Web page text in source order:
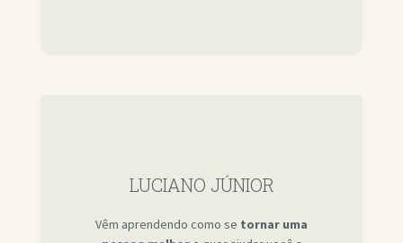
LUCIANO JÚNIOR
Vêm aprendendo como se tornar uma